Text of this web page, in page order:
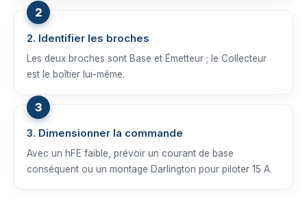
2. Identifier les broches
Les deux broches sont Base et Émetteur ; le Collecteur
est le boîtier lui-même.
3. Dimensionner la commande
Avec un hFE faible, prévoir un courant de base
conséquent ou un montage Darlington pour piloter 15 A.